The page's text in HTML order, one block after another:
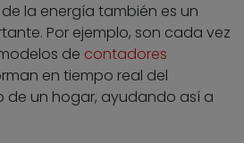
la energía también es un
Por ejemplo, son cada vez
de contadores
en tiempo real del
de un hogar, ayudando así a